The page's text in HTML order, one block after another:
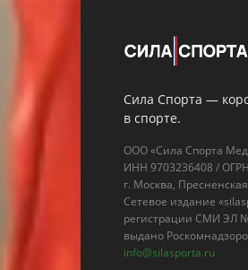
Сила Спорта —
в спорте.
ООО «Сила Спорта
ИНН 9703236408 /
г. Москва,
Сетевое издание
регистрации СМИ ЭЛ
выдано
info@silasporta.ru